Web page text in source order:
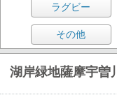
ラグビー
その他
湖岸緑地薩摩宇曽